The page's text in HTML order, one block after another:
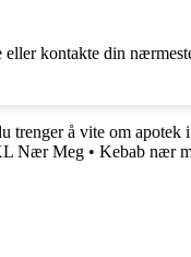
kontakte din
trenger å vite om apotek
Nær Meg • Kebab nær